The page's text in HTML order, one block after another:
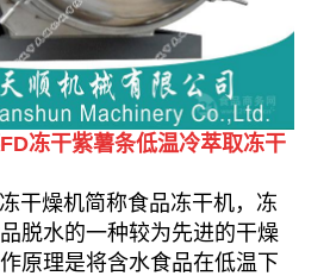
冻干紫薯条低温冷萃取冻干
干燥机简称食品冻干机，冻
脱水的一种较为先进的干燥
原理是将含水食品在低温下